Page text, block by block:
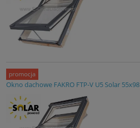
Okno dachowe FAKRO FTP-V U5 Solar 55x98
promocja